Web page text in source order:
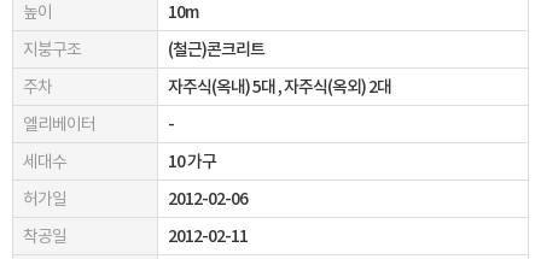
높이
10m
지붕구조
(철근)콘크리트
주차
자주식(옥내) 5대, 자주식(옥외) 2대
엘리베이터
-
세대수
10 가구
허가일
2012-02-06
착공일
2012-02-11